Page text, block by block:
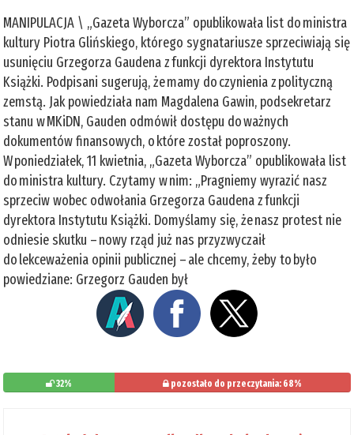
MANIPULACJA \ „Gazeta Wyborcza” opublikowała list do ministra
kultury Piotra Glińskiego, którego sygnatariusze sprzeciwiają się
usunięciu Grzegorza Gaudena z funkcji dyrektora Instytutu
Książki. Podpisani sugerują, że mamy do czynienia z polityczną
zemstą. Jak powiedziała nam Magdalena Gawin, podsekretarz
stanu w MKiDN, Gauden odmówił dostępu do ważnych
dokumentów finansowych, o które został poproszony.
W poniedziałek, 11 kwietnia, „Gazeta Wyborcza” opublikowała list
do ministra kultury. Czytamy w nim: „Pragniemy wyrazić nasz
sprzeciw wobec odwołania Grzegorza Gaudena z funkcji
dyrektora Instytutu Książki. Domyślamy się, że nasz protest nie
odniesie skutku – nowy rząd już nas przyzwyczaił
do lekceważenia opinii publicznej – ale chcemy, żeby to było
powiedziane: Grzegorz Gauden był
32% pozostało do przeczytania: 68%